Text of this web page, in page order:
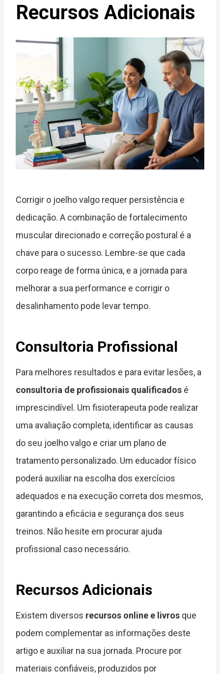
Recursos Adicionais
Corrigir o joelho valgo requer persistência e
dedicação. A combinação de fortalecimento
muscular direcionado e correção postural é a
chave para o sucesso. Lembre-se que cada
corpo reage de forma única, e a jornada para
melhorar a sua performance e corrigir o
desalinhamento pode levar tempo.
Consultoria Profissional
Para melhores resultados e para evitar lesões, a
consultoria de profissionais qualificados é
imprescindível. Um fisioterapeuta pode realizar
uma avaliação completa, identificar as causas
do seu joelho valgo e criar um plano de
tratamento personalizado. Um educador físico
poderá auxiliar na escolha dos exercícios
adequados e na execução correta dos mesmos,
garantindo a eficácia e segurança dos seus
treinos. Não hesite em procurar ajuda
profissional caso necessário.
Recursos Adicionais
Existem diversos recursos online e livros que
podem complementar as informações deste
artigo e auxiliar na sua jornada. Procure por
materiais confiáveis, produzidos por